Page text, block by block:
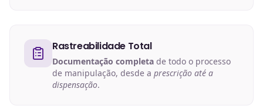
Rastreabilidade Total
Documentação completa de todo o processo
de manipulação, desde a prescrição até a
dispensação.